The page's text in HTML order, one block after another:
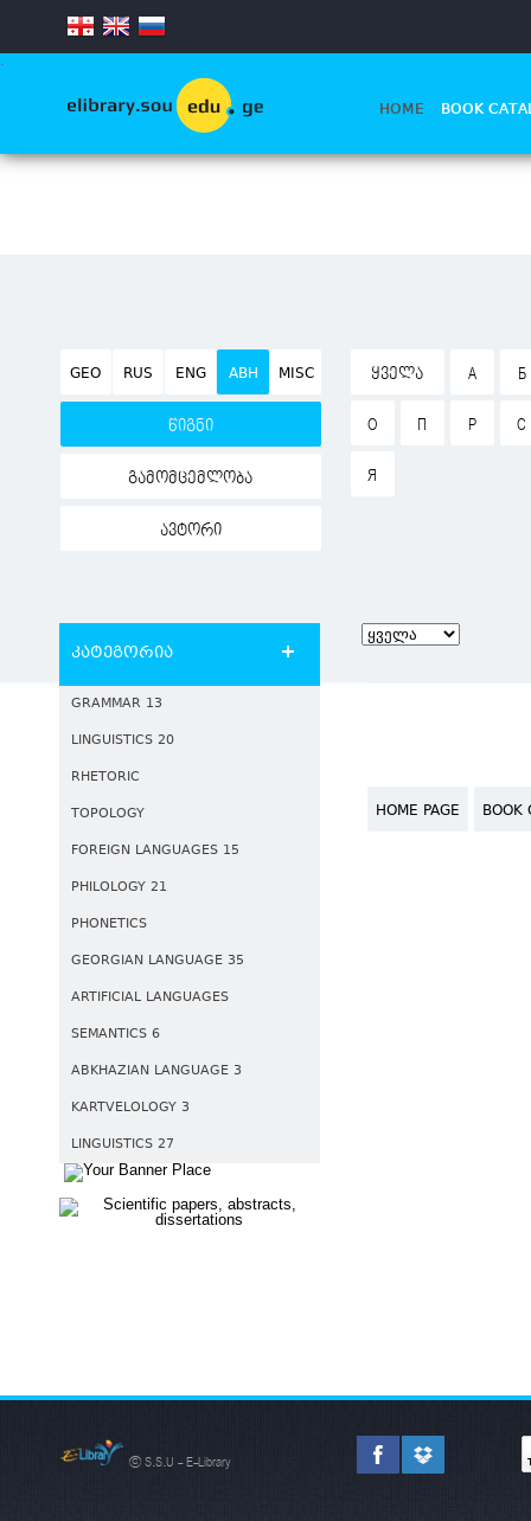
.
HOME BOOK
GEO RUS ENG ABH MISC
წიგნი
გამომცემლობა
ავტორი
ᲧᲕᲔᲚᲐ А Б
О П Р С
Я
კატეგორია
GRAMMAR 13
LINGUISTICS 20
RHETORIC
TOPOLOGY
FOREIGN LANGUAGES 15
PHILOLOGY 21
PHONETICS
GEORGIAN LANGUAGE 35
ARTIFICIAL LANGUAGES
SEMANTICS 6
ABKHAZIAN LANGUAGE 3
KARTVELOLOGY 3
LINGUISTICS 27
HOME PAGE BOOK
© S.S.U - E-Library